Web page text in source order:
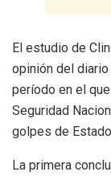
El estudio de
opinión del
período en el
Seguridad
golpes de
La primera